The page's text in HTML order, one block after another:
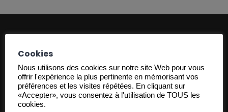
A une heure de paris, POLYDRUCK (anciennement PROSYA)
réalise vos thermoformages, que vous soyez acteur dans
Cookies
Nous utilisons des cookies sur notre site Web pour vous
offrir l'expérience la plus pertinente en mémorisant vos
préférences et les visites répétées. En cliquant sur
«Accepter», vous consentez à l'utilisation de TOUS les
cookies.